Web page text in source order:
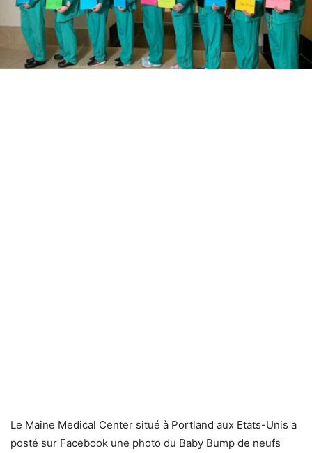
Le Maine Medical Center situé à Portland aux Etats-Unis a
posté sur Facebook une photo du Baby Bump de neufs